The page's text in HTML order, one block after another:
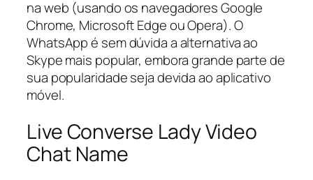
na web (usando os navegadores Google
Chrome, Microsoft Edge ou Opera). O
WhatsApp é sem dúvida a alternativa ao
Skype mais popular, embora grande parte de
sua popularidade seja devida ao aplicativo
móvel.
Live Converse Lady Video
Chat Name